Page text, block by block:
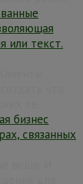
или текст.
бизнес
связанных